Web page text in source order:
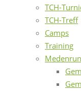
TCH-
TCH-Treff
Camps
Training